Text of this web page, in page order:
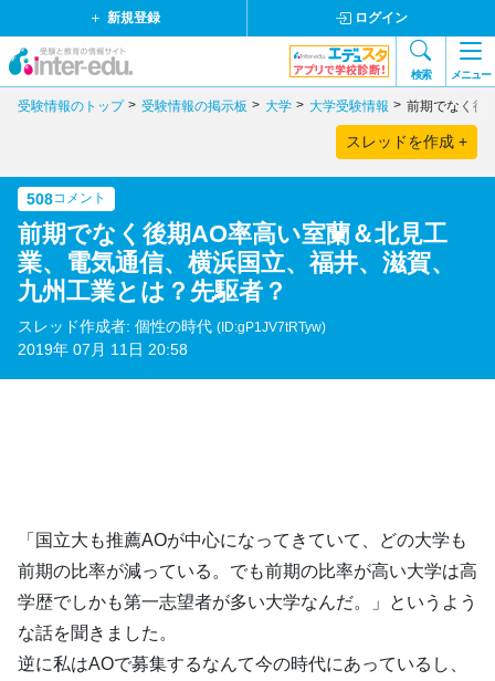
新規登録 ログイン
検索 メニュー
受験情報のトップ 受験情報の掲示板 大学 大学受験情報 前期でなく後
スレッドを作成 +
508コメント
前期でなく後期AO率高い室蘭＆北見工
業、電気通信、横浜国立、福井、滋賀、
九州工業とは？先駆者？
スレッド作成者: 個性の時代 (ID:gP1JV7tRTyw)
2019年 07月 11日 20:58
「国立大も推薦AOが中心になってきていて、どの大学も
前期の比率が減っている。でも前期の比率が高い大学は高
学歴でしかも第一志望者が多い大学なんだ。」というよう
な話を聞きました。
逆に私はAOで募集するなんて今の時代にあっているし、